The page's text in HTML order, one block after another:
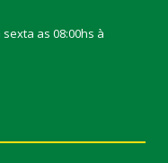
as 08:00hs à